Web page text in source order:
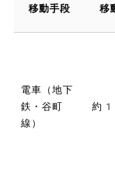
移動手段 移
電車（地下
鉄・谷町
線）
約